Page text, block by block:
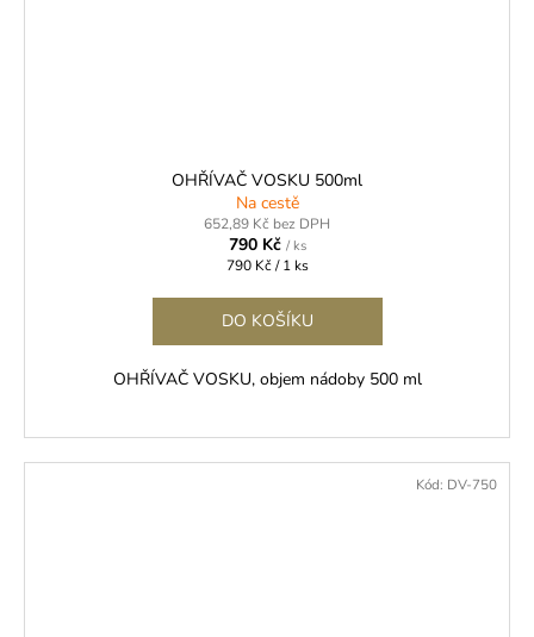
OHŘÍVAČ VOSKU 500ml
Na cestě
652,89 Kč bez DPH
790 Kč / ks
Měrná
790 Kč / 1 ks
DO KOŠÍKU
OHŘÍVAČ VOSKU, objem nádoby 500 ml
Kód: DV-750